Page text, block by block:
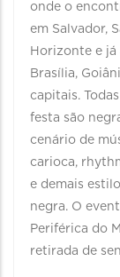
onde o
em Salvador,
Horizonte e já
Brasília,
capitais.
festa são
cenário de
carioca,
e demais
negra. O
Periférica do
retirada de